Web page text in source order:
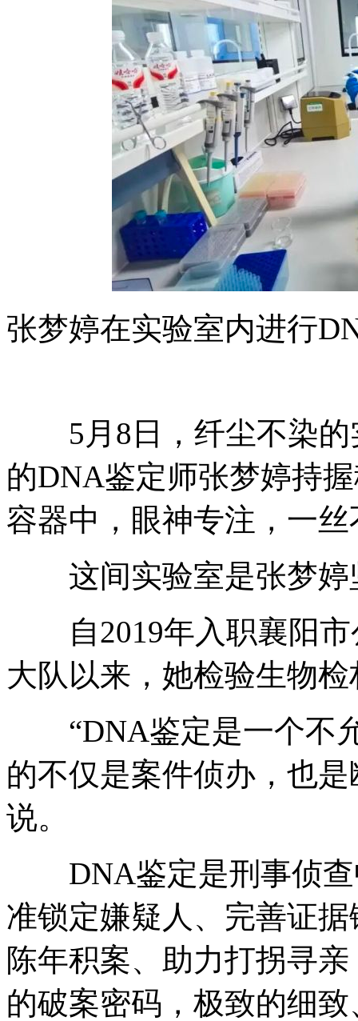
张梦婷在实验室内进行
5月8日，纤尘不染的
的DNA鉴定师张梦婷持
容器中，眼神专注，一丝
这间实验室是张梦婷
自2019年入职襄阳市
大队以来，她检验生物
“DNA鉴定是一个不允
的不仅是案件侦办，也
说。
DNA鉴定是刑事侦查
准锁定嫌疑人、完善证
陈年积案、助力打拐寻
的破案密码，极致的细